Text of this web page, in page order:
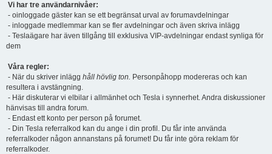
Vi har tre användarnivåer:
- oinloggade gäster kan se ett begränsat urval av forumavdelningar
- inloggade medlemmar kan se fler avdelningar och även skriva inlägg
- Teslaägare har även tillgång till exklusiva VIP-avdelningar endast synliga för
dem
Våra regler:
- När du skriver inlägg håll hövlig ton. Personpåhopp modereras och kan
resultera i avstängning.
- Här diskuterar vi elbilar i allmänhet och Tesla i synnerhet. Andra diskussioner
hänvisas till andra forum.
- Endast ett konto per person på forumet.
- Din Tesla referralkod kan du ange i din profil. Du får inte använda
referralkoder någon annanstans på forumet! Du får inte göra reklam för
referralkoder.